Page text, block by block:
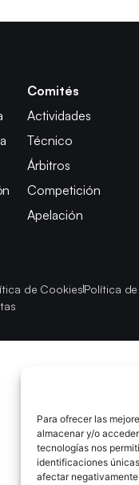
Para ofrecer las
almacenar y/o
tecnologías nos
identificaciones
afectar
Comités
Actividades
Técnico
Árbitros
Competición
Apelación
de CookiesPolítica